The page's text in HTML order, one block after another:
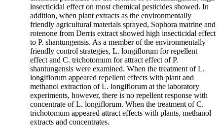
insecticidal effect on most chemical pesticides showed. In
addition, when plant extracts as the environmentally
friendly agricultural materials sprayed, Sophora matrine and
rotenone from Derris extract showed high insecticidal effect
to P. shantungensis. As a member of the environmentally
friendly control strategies, L. longiflorum for repellent
effect and C. trichotomum for attract effect of P.
shantungensis were examined. When the treatment of L.
longiflorum appeared repellent effects with plant and
methanol extraction of L. longiflorum at the laboratory
experiments, however, there is no repellent response with
concentrate of L. longiflorum. When the treatment of C.
trichotomum appeared attract effects with plants, methanol
extracts and concentrates.